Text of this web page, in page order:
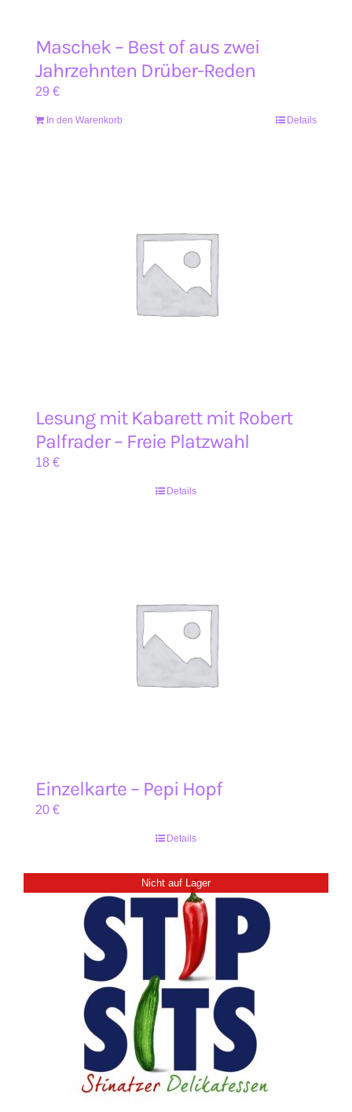
Maschek – Best of aus zwei
Jahrzehnten Drüber-Reden
29 €
In den Warenkorb Details
Lesung mit Kabarett mit Robert
Palfrader – Freie Platzwahl
18 €
Details
Einzelkarte – Pepi Hopf
20 €
Details
Nicht auf Lager